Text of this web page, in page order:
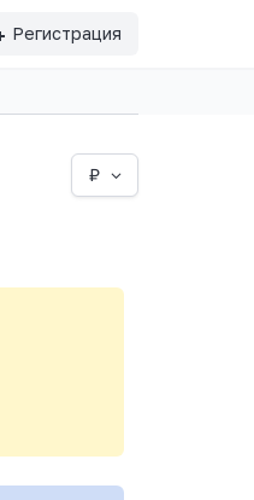
Регистрация
₽